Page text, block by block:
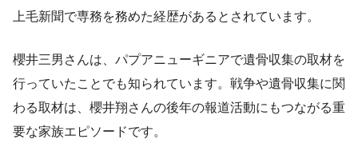
上毛新聞で専務を務めた経歴があるとされています。
櫻井三男さんは、パプアニューギニアで遺骨収集の取材を
行っていたことでも知られています。戦争や遺骨収集に関
わる取材は、櫻井翔さんの後年の報道活動にもつながる重
要な家族エピソードです。